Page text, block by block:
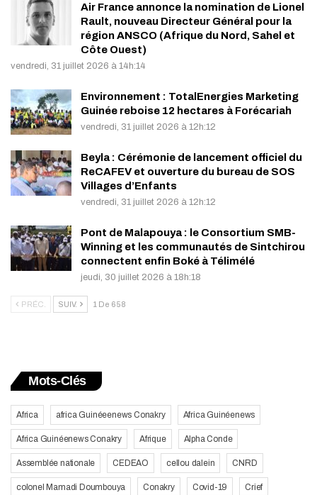
Air France annonce la nomination de Lionel
Rault, nouveau Directeur Général pour la
région ANSCO (Afrique du Nord, Sahel et
Côte Ouest)
vendredi, 31 juillet 2026 à 14h:14
Environnement : TotalEnergies Marketing
Guinée reboise 12 hectares à Forécariah
vendredi, 31 juillet 2026 à 12h:12
Beyla : Cérémonie de lancement officiel du
ReCAFEV et ouverture du bureau de SOS
Villages d’Enfants
vendredi, 31 juillet 2026 à 12h:12
Pont de Malapouya : le Consortium SMB-
Winning et les communautés de Sintchirou
connectent enfin Boké à Télimélé
jeudi, 30 juillet 2026 à 18h:18
PRÉC. SUIV. 1 De 658
Mots-Clés
Africa africa Guinéeenews Conakry Africa Guinéenews
Africa Guinéenews Conakry Afrique Alpha Conde
Assemblée nationale CEDEAO cellou dalein CNRD
colonel Mamadi Doumbouya Conakry Covid-19 Crief